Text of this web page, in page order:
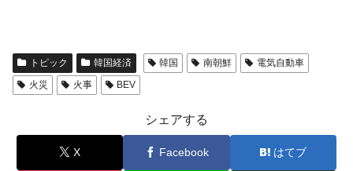
トピック 韓国経済 韓国 南朝鮮
電気自動車
火災
火事 BEV
シェアする
X Facebook はてブ